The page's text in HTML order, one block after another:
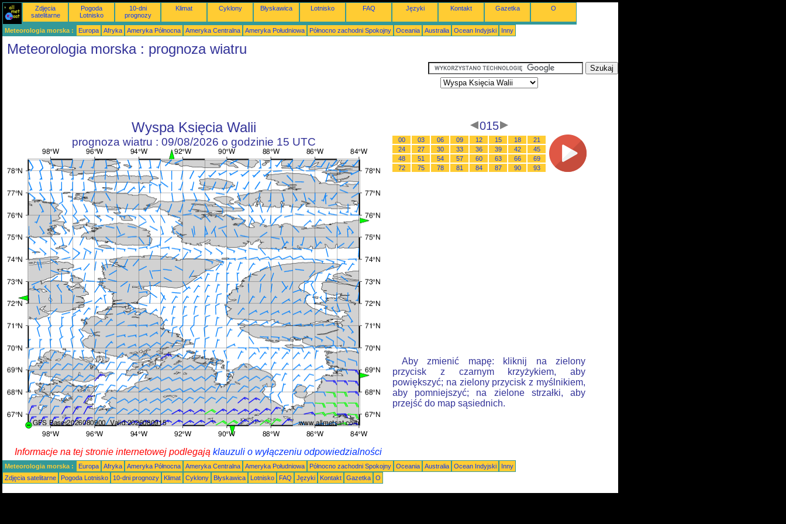
Zdjęcia
satelitarne
Pogoda
Lotnisko
10-dni
prognozy
Klimat Cyklony Błyskawica Lotnisko FAQ Języki Kontakt Gazetka O
Meteorologia morska : Europa Afryka Ameryka Północna Ameryka Centralna Ameryka Południowa Północno zachodni Spokojny Oceania Australia Ocean Indyjski Inny
Meteorologia morska : prognoza wiatru
Wyspa Księcia Walii
prognoza wiatru : 09/08/2026 o godzinie 15 UTC
015
00 03 06 09 12 15 18
21
24
27 30 33 36 39 42
45
48
51 54 57 60 63 66
69
72
75 78 81 84 87 90 93
Aby zmienić mapę: kliknij na zielony
przycisk z czarnym krzyżykiem, aby
powiększyć; na zielony przycisk z myślnikiem,
aby pomniejszyć; na zielone strzałki, aby
przejść do map sąsiednich.
Informacje na tej stronie internetowej podlegają klauzuli o wyłączeniu odpowiedzialności
Meteorologia morska : Europa Afryka Ameryka Północna Ameryka Centralna Ameryka Południowa Północno zachodni Spokojny Oceania Australia Ocean Indyjski
Inny
Zdjęcia satelitarne
Pogoda Lotnisko 10-dni prognozy Klimat Cyklony Błyskawica Lotnisko FAQ Języki Kontakt Gazetka O